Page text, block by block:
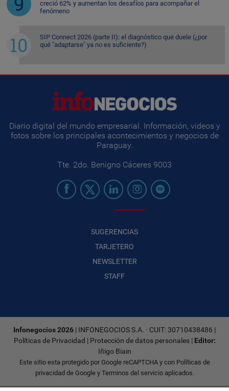
creció 62% y aumentan los desafíos para acompañar el
fenómeno
SIP Connect 2026 (parte II): el diagnóstico que duele (¿por
qué "adaptarse" ya no es suficiente?)
Diario digital del mundo empresarial. Información, videos y
fotos sobre los principales acontecimientos y negocios de
Paraguay.
Tte. 2do. Benigno Cáceres 9003
SUGERENCIAS
TARJETERO
NEWSLETTER
STAFF
Infonegocios 2026 | INFONEGOCIOS S.A. · CUIT: 30710438486 |
Políticas de Privacidad | Protección de datos personales| Editor:
Iñigo Biain
Este sitio esta protegido por Google reCAPTCHA y con Políticas de
privacidad de Googley Terminos del servicioaplicados.